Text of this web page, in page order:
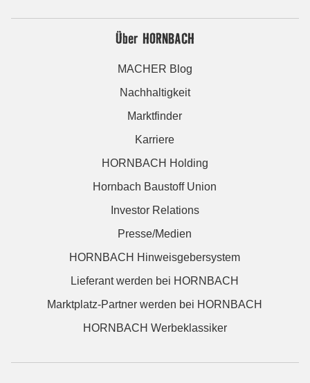
Über HORNBACH
MACHER Blog
Nachhaltigkeit
Marktfinder
Karriere
HORNBACH Holding
Hornbach Baustoff Union
Investor Relations
Presse/Medien
HORNBACH Hinweisgebersystem
Lieferant werden bei HORNBACH
Marktplatz-Partner werden bei HORNBACH
HORNBACH Werbeklassiker